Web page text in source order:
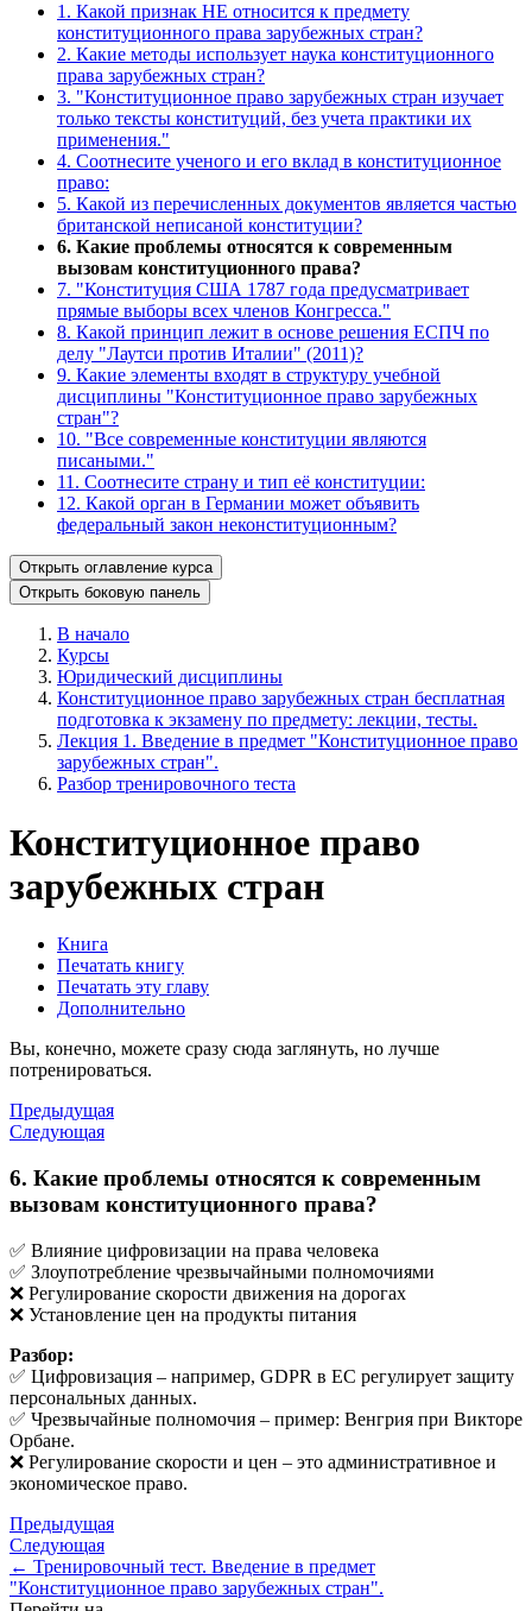
1. Какой признак НЕ относится к предмету
конституционного права зарубежных стран?
2. Какие методы использует наука конституционного
права зарубежных стран?
3. "Конституционное право зарубежных стран изучает
только тексты конституций, без учета практики их
применения."
4. Соотнесите ученого и его вклад в конституционное
право:
5. Какой из перечисленных документов является частью
британской неписаной конституции?
6. Какие проблемы относятся к современным
вызовам конституционного права?
7. "Конституция США 1787 года предусматривает
прямые выборы всех членов Конгресса."
8. Какой принцип лежит в основе решения ЕСПЧ по
делу "Лаутси против Италии" (2011)?
9. Какие элементы входят в структуру учебной
дисциплины "Конституционное право зарубежных
стран"?
10. "Все современные конституции являются
писаными."
11. Соотнесите страну и тип её конституции:
12. Какой орган в Германии может объявить
федеральный закон неконституционным?
Открыть оглавление курса
Открыть боковую панель
В начало
Курсы
Юридический дисциплины
Конституционное право зарубежных стран бесплатная
подготовка к экзамену по предмету: лекции, тесты.
Лекция 1. Введение в предмет "Конституционное право
зарубежных стран".
Разбор тренировочного теста
Конституционное право
зарубежных стран
Книга
Печатать книгу
Печатать эту главу
Дополнительно
Вы, конечно, можете сразу сюда заглянуть, но лучше
потренироваться.
Предыдущая
Следующая
6. Какие проблемы относятся к современным
вызовам конституционного права?
✅ Влияние цифровизации на права человека
✅ Злоупотребление чрезвычайными полномочиями
❌ Регулирование скорости движения на дорогах
❌ Установление цен на продукты питания
Разбор:
✅ Цифровизация – например, GDPR в ЕС регулирует защиту
персональных данных.
✅ Чрезвычайные полномочия – пример: Венгрия при Викторе
Орбане.
❌ Регулирование скорости и цен – это административное и
экономическое право.
Предыдущая
Следующая
← Тренировочный тест. Введение в предмет
"Конституционное право зарубежных стран".